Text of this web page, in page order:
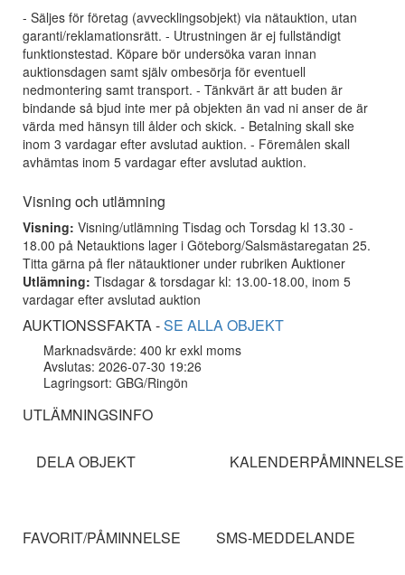
- Säljes för företag (avvecklingsobjekt) via nätauktion, utan
garanti/reklamationsrätt. - Utrustningen är ej fullständigt
funktionstestad. Köpare bör undersöka varan innan
auktionsdagen samt själv ombesörja för eventuell
nedmontering samt transport. - Tänkvärt är att buden är
bindande så bjud inte mer på objekten än vad ni anser de är
värda med hänsyn till ålder och skick. - Betalning skall ske
inom 3 vardagar efter avslutad auktion. - Föremålen skall
avhämtas inom 5 vardagar efter avslutad auktion.
Visning och utlämning
Visning: Visning/utlämning Tisdag och Torsdag kl 13.30 -
18.00 på Netauktions lager i Göteborg/Salsmästaregatan 25.
Titta gärna på fler nätauktioner under rubriken Auktioner
Utlämning: Tisdagar & torsdagar kl: 13.00-18.00, inom 5
vardagar efter avslutad auktion
AUKTIONSSFAKTA -SE ALLA OBJEKT
Marknadsvärde: 400 kr exkl moms
Avslutas: 2026-07-30 19:26
Lagringsort: GBG/Ringön
UTLÄMNINGSINFO
DELA OBJEKT KALENDERPÅMINNELSE
FAVORIT/PÅMINNELSE SMS-MEDDELANDE